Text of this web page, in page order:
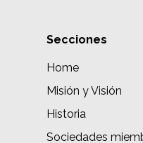
Secciones
Home
Misión y Visión
Historia
Sociedades